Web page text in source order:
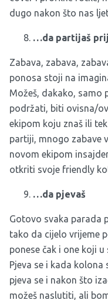
dugo nakon što nas
…da partijaš
Zabava, zabava,
ponosa stoji na
Možeš, dakako, samo
podržati, biti ovisna/
ekipom koju znaš ili
partiji, mnogo zabave
novom ekipom
otkriti svoje friendly
…da pjevaš
Gotovo svaka parada
tako da cijelo vrijeme
ponese čak i one koji
Pjeva se i kada
pjeva se i nakon što
možeš naslutiti, ali